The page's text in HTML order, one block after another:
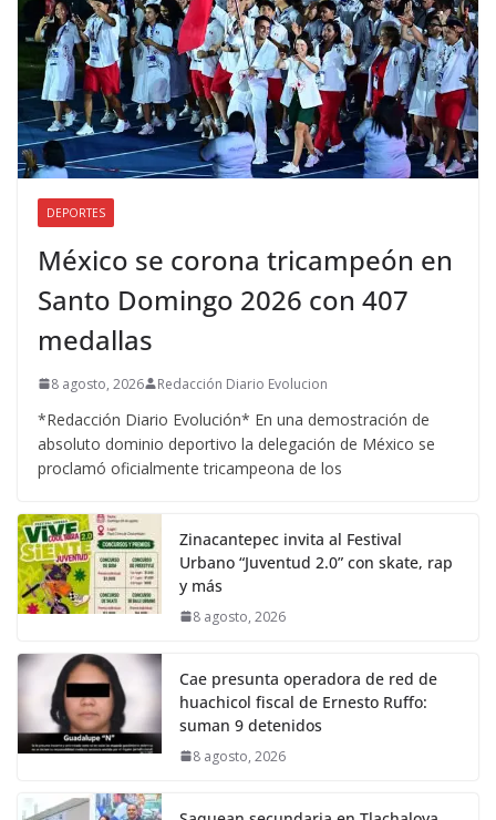
DEPORTES
México se corona tricampeón en
Santo Domingo 2026 con 407
medallas
8 agosto, 2026 Redacción Diario Evolucion
*Redacción Diario Evolución* En una demostración de
absoluto dominio deportivo la delegación de México se
proclamó oficialmente tricampeona de los
Zinacantepec invita al Festival
Urbano “Juventud 2.0” con skate, rap
y más
8 agosto, 2026
Cae presunta operadora de red de
huachicol fiscal de Ernesto Ruffo:
suman 9 detenidos
8 agosto, 2026